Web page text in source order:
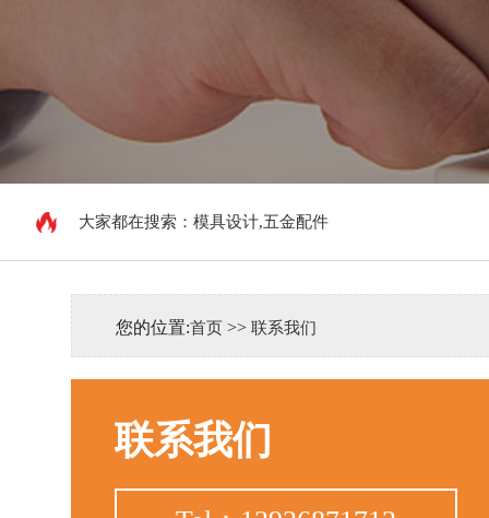
大家都在搜索： 模具设计,五金配件
您的位置:首页 >> 联系我们
联系我们